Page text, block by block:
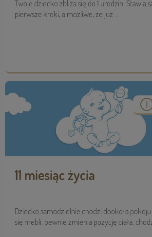
Twoje dziecko zbliża się do 1 urodzin. Stawia
pierwsze kroki, a możliwe, że już ...
11 miesiąc życia
Dziecko samodzielnie chodzi dookoła
się mebli, pewnie zmienia pozycję ciała, chodzi